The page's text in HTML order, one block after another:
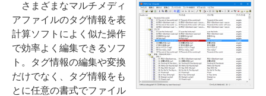
さまざまなマルチメディ
アファイルのタグ情報を表
計算ソフトによく似た操作
で効率よく編集できるソフ
ト。タグ情報の編集や変換
だけでなく、タグ情報をも
とに任意の書式でファイル